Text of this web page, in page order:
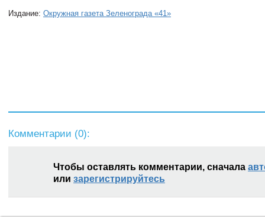
Издание: Окружная газета Зеленограда «41»
Комментарии (0):
Чтобы оставлять комментарии, сначала
или зарегистрируйтесь